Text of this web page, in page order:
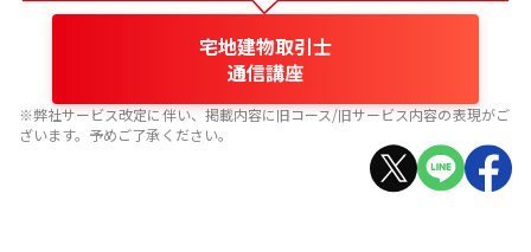
宅地建物取引士
通信講座
※弊社サービス改定に伴い、掲載内容に旧コース/旧サービス内容の表現がご
ざいます。予めご了承ください。